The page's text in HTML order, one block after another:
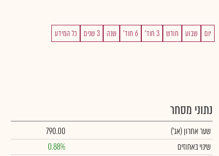
יום שבוע חודש 3 חוד' 6 חוד' שנה 3 שנים כל המידע
נתוני מסחר
שער אחרון (אג')
790.00
שינוי באחוזים
0.88%